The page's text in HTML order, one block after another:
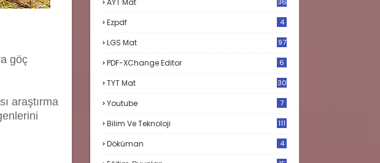
göç
araştırma
AYT Mat
Ezpdf 4
LGS Mat 97
PDF-XChange Editor 6
TYT Mat 30
Youtube 7
Bilim Ve Teknoloji 111
Döküman 4